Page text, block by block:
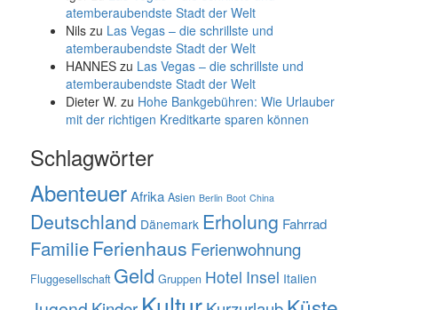
atemberaubendste Stadt der Welt
Nils zu Las Vegas – die schrillste und
atemberaubendste Stadt der Welt
HANNES zu Las Vegas – die schrillste und
atemberaubendste Stadt der Welt
Dieter W. zu Hohe Bankgebühren: Wie Urlauber
mit der richtigen Kreditkarte sparen können
Schlagwörter
AbenteuerAfrika Asien Berlin Boot China
Deutschland Dänemark Erholung Fahrrad
Familie Ferienhaus Ferienwohnung
Fluggesellschaft Geld Gruppen Hotel Insel Italien